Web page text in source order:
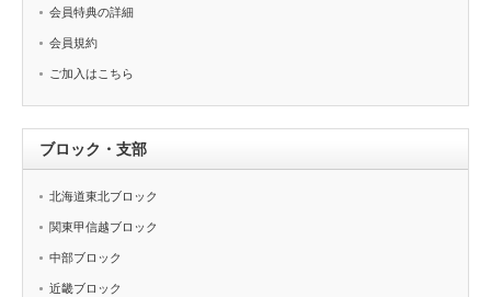
会員特典の詳細
会員規約
ご加入はこちら
ブロック・支部
北海道東北ブロック
関東甲信越ブロック
中部ブロック
近畿ブロック